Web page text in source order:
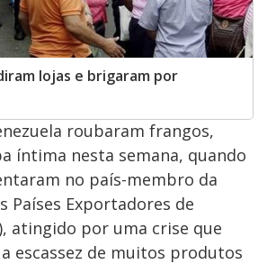
lojas e brigaram por
roubaram frangos,
íntima nesta semana, quando
no país-membro da
Países Exportadores de
atingido por uma crise que
escassez de muitos produtos